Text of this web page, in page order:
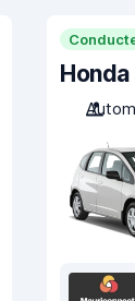
Honda